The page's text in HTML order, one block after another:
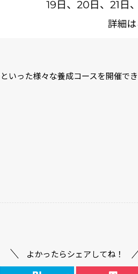
いった様々な養成コースを開催で
よかったらシェアしてね！